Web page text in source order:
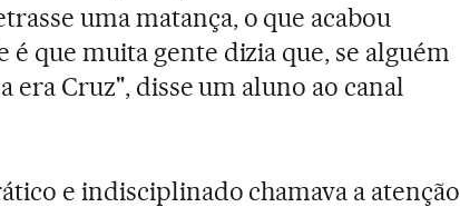
uma matança, o que acabou
é que muita gente dizia que, se alguém
era Cruz", disse um aluno ao canal
e indisciplinado chamava a atenção